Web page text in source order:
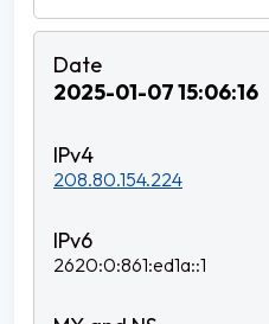
2025-01-07 15:06:16
208.80.154.224
2620:0:861:ed1a::1